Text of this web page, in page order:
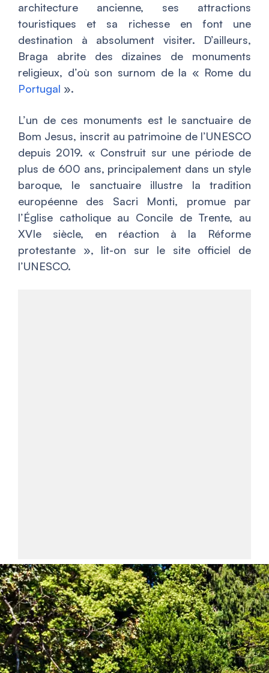
architecture ancienne, ses attractions
touristiques et sa richesse en font une
destination à absolument visiter. D’ailleurs,
Braga abrite des dizaines de monuments
religieux, d’où son surnom de la « Rome du
Portugal ».
L’un de ces monuments est le sanctuaire de
Bom Jesus, inscrit au patrimoine de l’UNESCO
depuis 2019. « Construit sur une période de
plus de 600 ans, principalement dans un style
baroque, le sanctuaire illustre la tradition
européenne des Sacri Monti, promue par
l’Église catholique au Concile de Trente, au
XVIe siècle, en réaction à la Réforme
protestante », lit-on sur le site officiel de
l’UNESCO.